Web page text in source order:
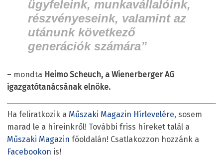
ügyfeleink, munkavállalóink,
részvényeseink, valamint az
utánunk következő
generációk számára”
– mondta Heimo Scheuch, a Wienerberger AG
igazgatótanácsának elnöke.
Ha feliratkozik a Műszaki Magazin Hírlevelére, sosem
marad le a híreinkről! További friss híreket talál a
Műszaki Magazin főoldalán! Csatlakozzon hozzánk a
Facebookon is!